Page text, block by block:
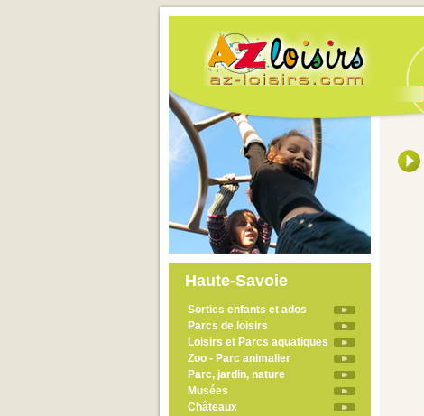
Haute-Savoie
Sorties enfants et ados
Parcs de loisirs
Loisirs et Parcs aquatiques
Zoo - Parc animalier
Parc, jardin, nature
Musées
Châteaux